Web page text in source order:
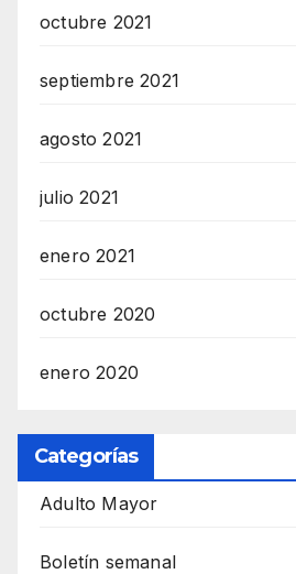
octubre 2021
septiembre 2021
agosto 2021
julio 2021
enero 2021
octubre 2020
enero 2020
Categorías
Adulto Mayor
Boletín semanal